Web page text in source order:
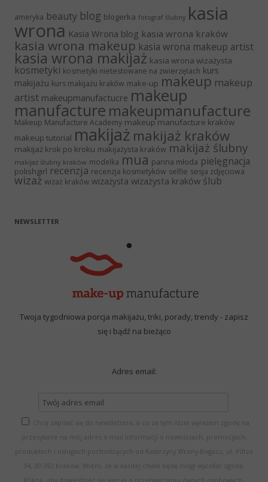
ameryka beauty blog blogerka fotograf ślubny kasia
wrona Kasia Wrona blog kasia wrona kraków
kasia wrona makeup kasia wrona makeup artist
kasia wrona makijaż kasia wrona wizażysta
kosmetyki kosmetyki nietestowane na zwierzętach kurs
makijażu kurs makijażu kraków make-up makeup makeup
artist makeupmanufactucre makeup
manufacture makeupmanufacture
Makeup Manufacture Academy makeup manufacture kraków
makeup tutorial makijaż makijaż kraków
makijaż krok po kroku makijażysta kraków makijaż ślubny
makijaż ślubny kraków modelka mua panna młoda pielęgnacja
polishgirl recenzja recenzja kosmetyków selfie sesja zdjęciowa
wizaż wizaż kraków wizażysta wizażysta kraków ślub
NEWSLETTER
Twoja tygodniowa porcja makijażu, triki, porady, trendy - zapisz
się i bądź na bieżąco
Adres email:
Chcę zapisać się do newslettera, a co za tym idzie wyrażam zgodę na
przesyłanie na mój adres e-mail informacji o nowościach, promocjach,
produktach i usługach pochodzących od Katarzyny Wrony-Bogacz, ul. Piltza
34, 30-392 Kraków. Wiem, że w każdej chwili będę mógł wycofać zgodę.
Kliknij, aby dowiedzieć się więcej o przetwarzaniu danych osobowych.